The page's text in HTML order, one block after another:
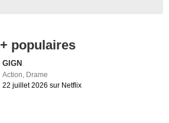
populaires
GIGN
Action, Drame
22 juillet 2026 sur Netflix